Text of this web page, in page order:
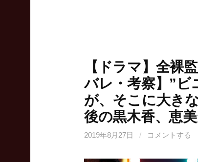
【ドラマ】全裸
バレ・考察】”ビ
が、そこに大き
後の黒木香、恵
2019年8月27日 / コメントする